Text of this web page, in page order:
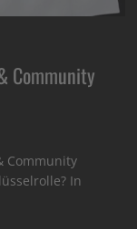
Community
Community
In